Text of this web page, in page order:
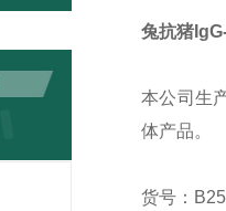
兔抗猪
本公司生
体产品。
货号：